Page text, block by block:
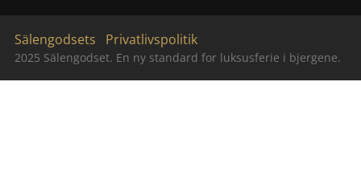
2025 Sälengodset. En ny standard for luksusferie i bjergene.
Sälengodsets Privatlivspolitik